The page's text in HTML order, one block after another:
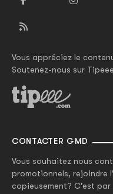
Vous appréciez le
Soutenez-nous sur
CONTACTER GMD
Vous souhaitez nous
promotionnels, rejoindre
copieusement? C'est par